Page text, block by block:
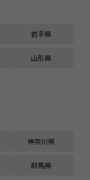
岩手県
山形県
神奈川県
群馬県